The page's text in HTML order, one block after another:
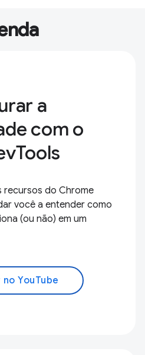
a
com o
recursos do Chrome
você a entender como
(ou não) em um
YouTube